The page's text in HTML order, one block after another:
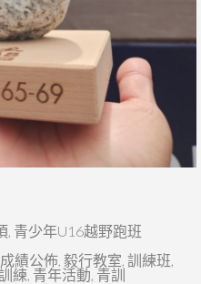
青少年U16越野跑班
成績公佈 毅行教室 訓練班
練 青年活動 青訓